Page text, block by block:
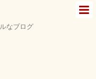
なブログ